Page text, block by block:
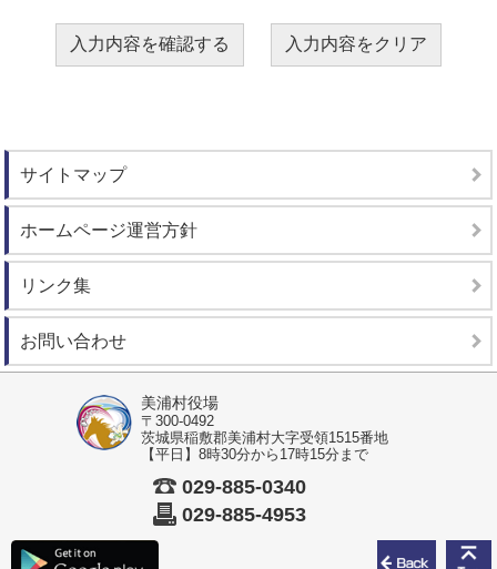
前の
サイトマップ
ホームページ運営方針
リンク集
お問い合わせ
美浦村役場
〒300-0492
茨城県稲敷郡美浦村大字受領1515番地
【平日】8時30分から17時15分まで
029-885-0340
029-885-4953